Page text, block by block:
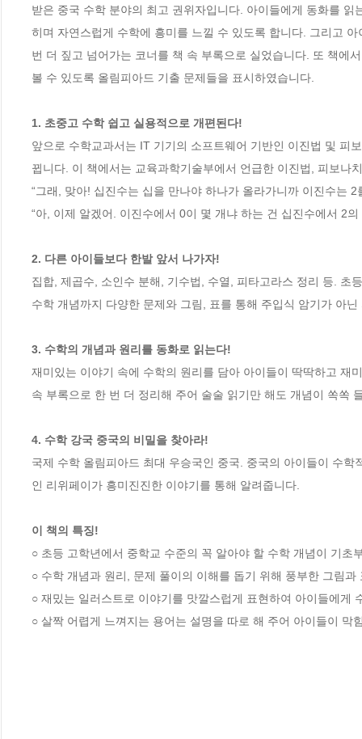
받은 중국 수학 분야의 최고 권위자입니다. 아이들에게 동화를
히며 자연스럽게 수학에 흥미를 느낄 수 있도록 합니다. 그리고
번 더 짚고 넘어가는 코너를 책 속 부록으로 실었습니다. 또 책에
볼 수 있도록 올림피아드 기출 문제들을 표시하였습니다.
1. 초중고 수학 쉽고 실용적으로 개편된다!
앞으로 수학교과서는 IT 기기의 소프트웨어 기반인 이진법 및 피
뀝니다. 이 책에서는 교육과학기술부에서 언급한 이진법, 피보나
“그래, 맞아! 십진수는 십을 만나야 하나가 올라가니까 이진수는
“아, 이제 알겠어. 이진수에서 0이 몇 개냐 하는 건 십진수에서 2
2. 다른 아이들보다 한발 앞서 나가자!
집합, 제곱수, 소인수 분해, 기수법, 수열, 피타고라스 정리 등. 초
수학 개념까지 다양한 문제와 그림, 표를 통해 주입식 암기가 아
3. 수학의 개념과 원리를 동화로 읽는다!
재미있는 이야기 속에 수학의 원리를 담아 아이들이 딱딱하고 재
속 부록으로 한 번 더 정리해 주어 술술 읽기만 해도 개념이 쏙쏙
4. 수학 강국 중국의 비밀을 찾아라!
국제 수학 올림피아드 최대 우승국인 중국. 중국의 아이들이 수
인 리위페이가 흥미진진한 이야기를 통해 알려줍니다.
이 책의 특징!
○ 초등 고학년에서 중학교 수준의 꼭 알아야 할 수학 개념이 기초
○ 수학 개념과 원리, 문제 풀이의 이해를 돕기 위해 풍부한 그림과
○ 재밌는 일러스트로 이야기를 맛깔스럽게 표현하여 아이들에게
○ 살짝 어렵게 느껴지는 용어는 설명을 따로 해 주어 아이들이 막